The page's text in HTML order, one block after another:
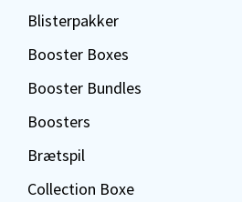
Blisterpakker
Booster Boxes
Booster Bundles
Boosters
Brætspil
Collection Boxe